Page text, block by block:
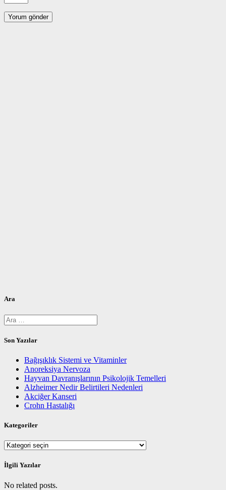
Ara
Arama:
Son Yazılar
Bağışıklık Sistemi ve Vitaminler
Anoreksiya Nervoza
Hayvan Davranışlarının Psikolojik Temelleri
Alzheimer Nedir Belirtileri Nedenleri
Akciğer Kanseri
Crohn Hastalığı
Kategoriler
Kategoriler
İlgili Yazılar
No related posts.